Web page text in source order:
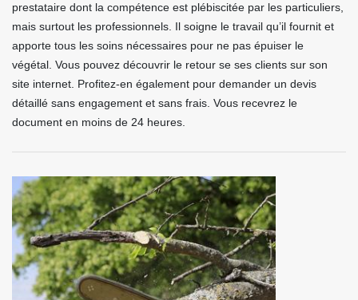
prestataire dont la compétence est plébiscitée par les particuliers,
mais surtout les professionnels. Il soigne le travail qu’il fournit et
apporte tous les soins nécessaires pour ne pas épuiser le
végétal. Vous pouvez découvrir le retour se ses clients sur son
site internet. Profitez-en également pour demander un devis
détaillé sans engagement et sans frais. Vous recevrez le
document en moins de 24 heures.